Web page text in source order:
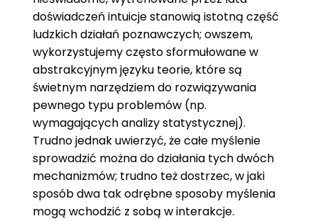
doświadczeń intuicje stanowią istotną część
ludzkich działań poznawczych; owszem,
wykorzystujemy często sformułowane w
abstrakcyjnym języku teorie, które są
świetnym narzędziem do rozwiązywania
pewnego typu problemów (np.
wymagających analizy statystycznej).
Trudno jednak uwierzyć, że całe myślenie
sprowadzić można do działania tych dwóch
mechanizmów; trudno też dostrzec, w jaki
sposób dwa tak odrębne sposoby myślenia
mogą wchodzić z sobą w interakcje.